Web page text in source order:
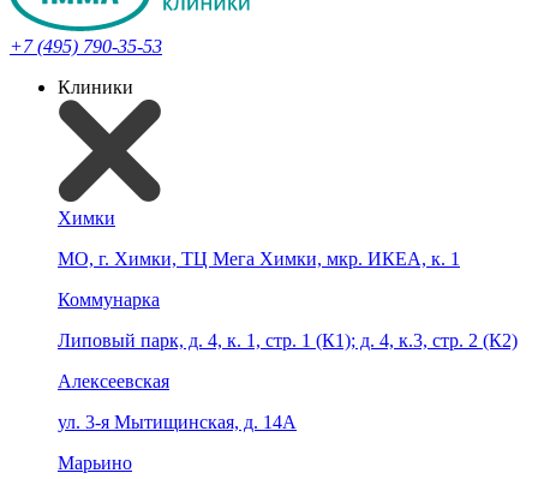
+7 (495) 790-35-53
Клиники
Химки
МО, г. Химки, ТЦ Мега Химки, мкр. ИКЕА, к. 1
Коммунарка
Липовый парк, д. 4, к. 1, стр. 1 (К1); д. 4, к.3, стр. 2 (К2)
Алексеевская
ул. 3-я Мытищинская, д. 14А
Марьино